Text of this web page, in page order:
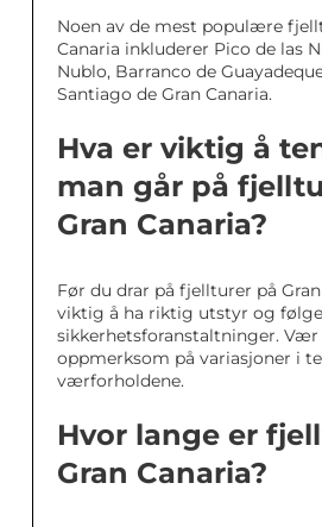
Noen av de mest populære
Canaria inkluderer Pico de las
Nublo, Barranco de
Santiago de Gran Canaria.
Hva er viktig å
man går på
Gran Canaria?
Før du drar på fjellturer på
viktig å ha riktig utstyr og
sikkerhetsforanstaltninger. Vær
oppmerksom på variasjoner i
værforholdene.
Hvor lange er
Gran Canaria?